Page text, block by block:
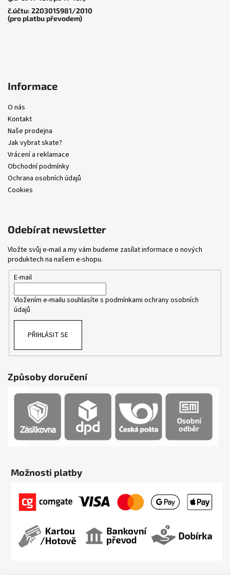
NM1010TC Tiago
Numeric
č.účtu: 2203015981/2010
(pro platbu převodem)
Informace
O nás
Kontakt
Naše prodejna
Jak vybrat skate?
Vrácení a reklamace
Obchodní podmínky
Ochrana osobních údajů
Cookies
Odebírat newsletter
Vložte svůj e-mail a my vám budeme zasílat informace o nových
produktech na našem e-shopu.
E-mail
Vložením e-mailu souhlasíte s podmínkami ochrany osobních
údajů
PŘIHLÁSIT SE
Způsoby doručení
Možnosti platby